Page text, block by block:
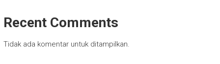
Recent Comments
Tidak ada komentar untuk ditampilkan.